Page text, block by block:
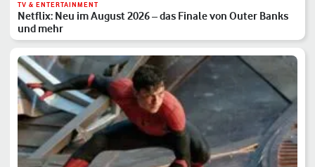
TV & ENTERTAINMENT
Netflix: Neu im August 2026 – das Finale von Outer Banks
und mehr